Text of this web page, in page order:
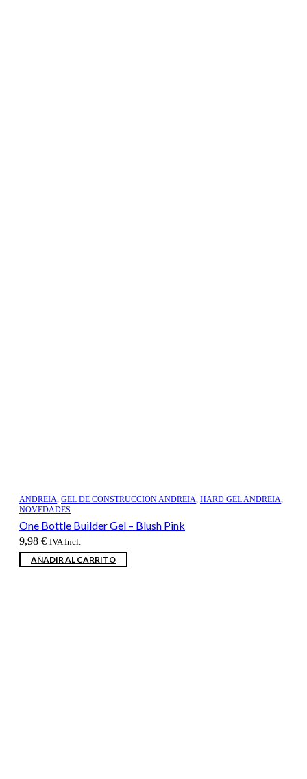
ANDREIA, GEL DE CONSTRUCCION ANDREIA, HARD GEL ANDREIA,
NOVEDADES
One Bottle Builder Gel – Blush Pink
9,98 € IVA Incl.
AÑADIR AL CARRITO